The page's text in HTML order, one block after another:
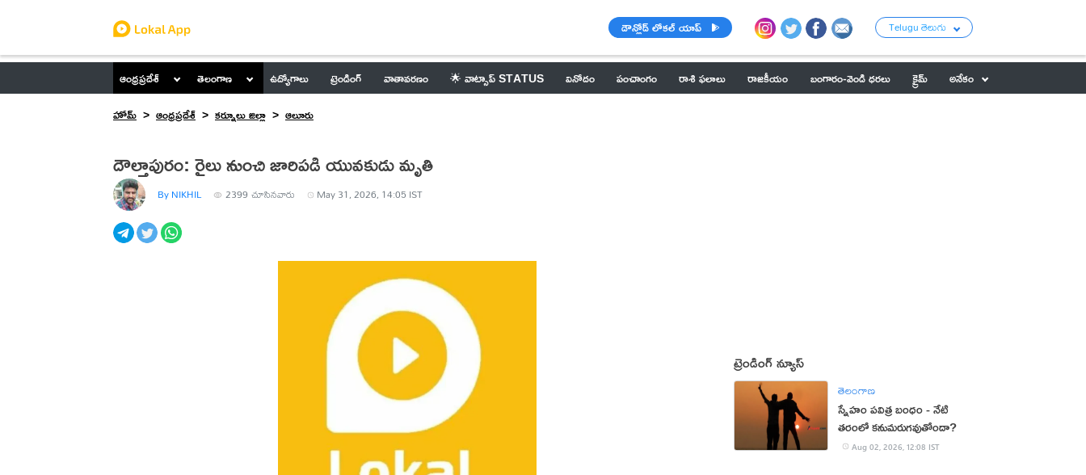
డౌన్లోడ్ లోకల్ యాప్ Telugu తెలుగు
ఆంధ్రప్రదేశ్ తెలంగాణ ఉద్యోగాలు ట్రెండింగ్ వాతావరణం 🌟 వాట్సాప్ STATUS వినోదం పంచాంగం రాశి ఫలాలు రాజకీయం బంగారం-వెండి ధరలు క్రైమ్
అనేకం
హోమ్
ఆంధ్రప్రదేశ్ కర్నూలు జిల్లా ఆలూరు
దౌల్తాపురం: రైలు నుంచి జారిపడి యువకుడు మృతి
By NIKHIL 2399 చూసినవారు May 31, 2026, 14:05 IST
ట్రెండింగ్ న్యూస్
తెలంగాణ
స్నేహం పవిత్ర బంధం - నేటి
తరంలో కనుమరుగవుతోందా?
Aug 02, 2026, 12:08 IST